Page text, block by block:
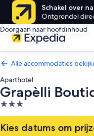
Schakel over
Ontgrendel
Doorgaan naar hoofdinhoud
Alle accommodaties
Aparthotel
Grapèlli
3.0-
sterrenaccommodatie
Kies datums om